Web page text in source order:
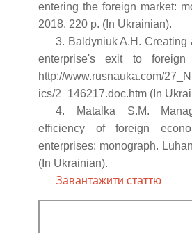
entering the foreign market:
2018. 220 p. (In Ukrainian).
3. Baldyniuk A.H. Creating
enterprise's exit to foreign
http://www.rusnauka.com/
ics/2_146217.doc.htm (In
4. Matalka S.M.
efficiency of foreign
enterprises: monograph.
(In Ukrainian).
Завантажити статтю